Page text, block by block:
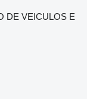
DE VEICULOS E